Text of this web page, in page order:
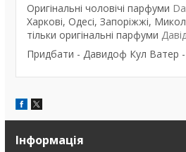
Оригінальні чоловічі парфуми
Харкові, Одесі, Запоріжжі,
тільки оригінальні парфуми
Придбати - Давидоф Кул Ватер -
Інформація